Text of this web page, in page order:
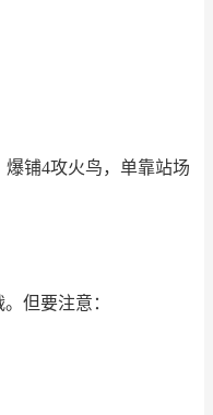
铺4攻火鸟，单靠站场
但要注意：